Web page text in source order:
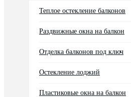
Теплое остекление балконов
Раздвижные окна на балкон
Отделка балконов под ключ
Остекление лоджий
Пластиковые окна на балкон